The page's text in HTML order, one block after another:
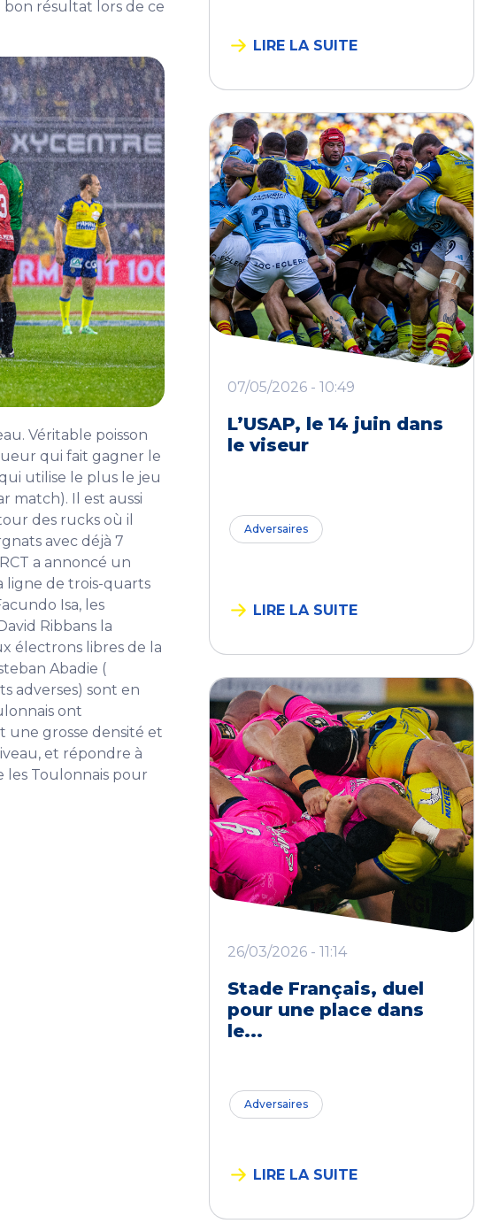
résultat lors de ce
Véritable poisson
qui fait gagner le
utilise le plus le jeu
match). Il est aussi
des rucks où il
avec déjà 7
a annoncé un
ligne de trois-quarts
Isa, les
Ribbans la
électrons libres de la
Abadie (
adverses) sont en
ont
grosse densité et
et répondre à
les Toulonnais pour
LIRE LA SUITE
07/05/2026 - 10:49
L’USAP, le 14 juin dans
le viseur
Adversaires
LIRE LA SUITE
26/03/2026 - 11:14
Stade Français, duel
pour une place dans
le...
Adversaires
LIRE LA SUITE